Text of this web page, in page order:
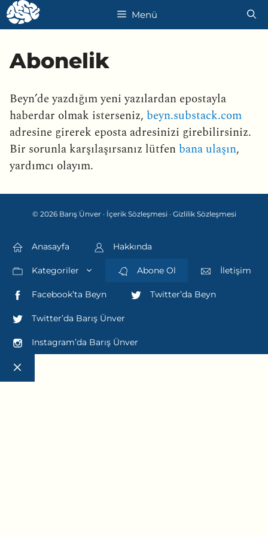
İçeriğe
atla
Menü
Abonelik
Beyn’de yazdığım yeni yazılardan epostayla
haberdar olmak isterseniz, beyn.substack.com
adresine girerek eposta adresinizi girebilirsiniz.
Bir sorunla karşılaşırsanız lütfen bana ulaşın,
yardımcı olayım.
© 2026 Barış Ünver · İçerik Sözleşmesi · Gizlilik Sözleşmesi
Anasayfa Hakkında
Kategoriler Abone Ol İletişim
Facebook’ta Beyn Twitter’da Beyn
Twitter’da Barış Ünver
Instagram’da Barış Ünver
Close